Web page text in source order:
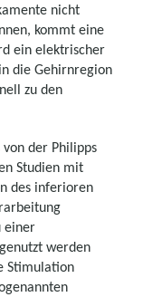
nicht
kommt eine
ein elektrischer
die Gehirnregion
zu den
der Philipps
Studien mit
des inferioren
einer
werden
Stimulation